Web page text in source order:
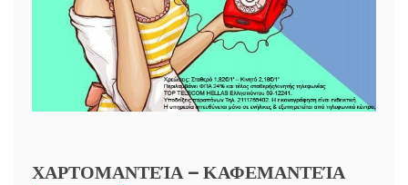
ΧΑΡΤΟΜΑΝΤΕΊΑ – ΚΑΦΕΜΑΝΤΕΊΑ